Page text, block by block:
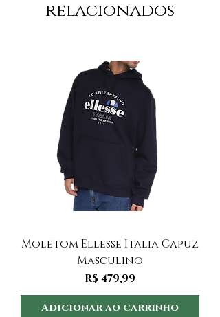
relacionados
Moletom Ellesse Italia Capuz
Masculino
Preço
R$ 479,99
Adicionar ao carrinho